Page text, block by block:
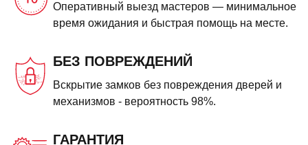
Оперативный выезд мастеров — минимальное
время ожидания и быстрая помощь на месте.
БЕЗ ПОВРЕЖДЕНИЙ
Вскрытие замков без повреждения дверей и
механизмов - вероятность 98%.
ГАРАНТИЯ